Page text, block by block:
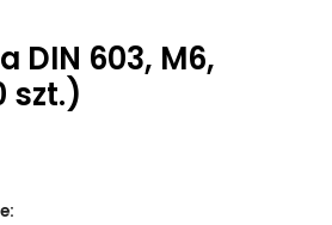
DIN 603, M6,
szt.)
: